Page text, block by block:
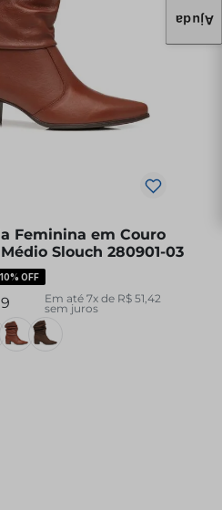
Ajuda
Feminina em Couro
Slouch 280901-03
10% OFF
Em até 7x de R$ 51 42
sem juros